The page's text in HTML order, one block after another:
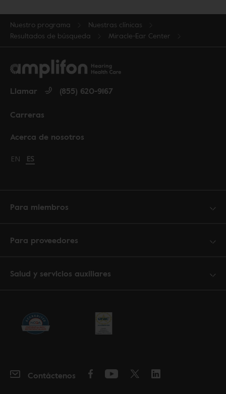
Nuestro programa
Nuestras clínicas
Resultados de búsqueda
Miracle-Ear Center
Acerca de nosotros
Carreras
Llamar (855) 620-9167
Change language to English
EN Cambiar idioma a español
ES
Para miembros
Para proveedores
Salud y servicios auxiliares
Contáctenos